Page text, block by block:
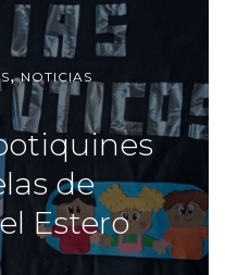
,NOTICIAS
de
Estero